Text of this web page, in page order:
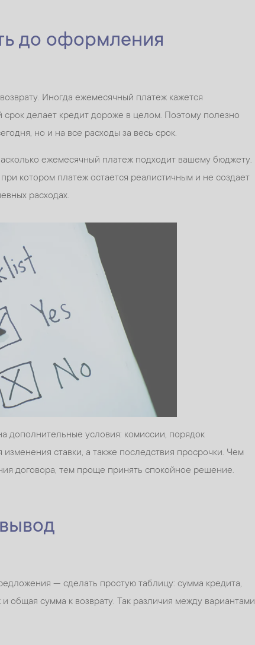
до оформления
Иногда ежемесячный платеж кажется
делает кредит дороже в целом. Поэтому полезно
но и на все расходы за весь срок.
ежемесячный платеж подходит вашему бюджету.
котором платеж остается реалистичным и не создает
расходах.
дополнительные условия: комиссии, порядок
ставки, а также последствия просрочки. Чем
договора, тем проще принять спокойное решение.
— сделать простую таблицу: сумма кредита,
общая сумма к возврату. Так различия между вариантами